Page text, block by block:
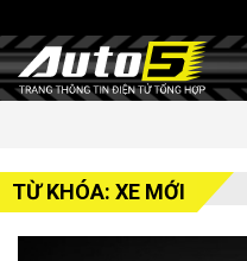
TỪ KHÓA: XE MỚI